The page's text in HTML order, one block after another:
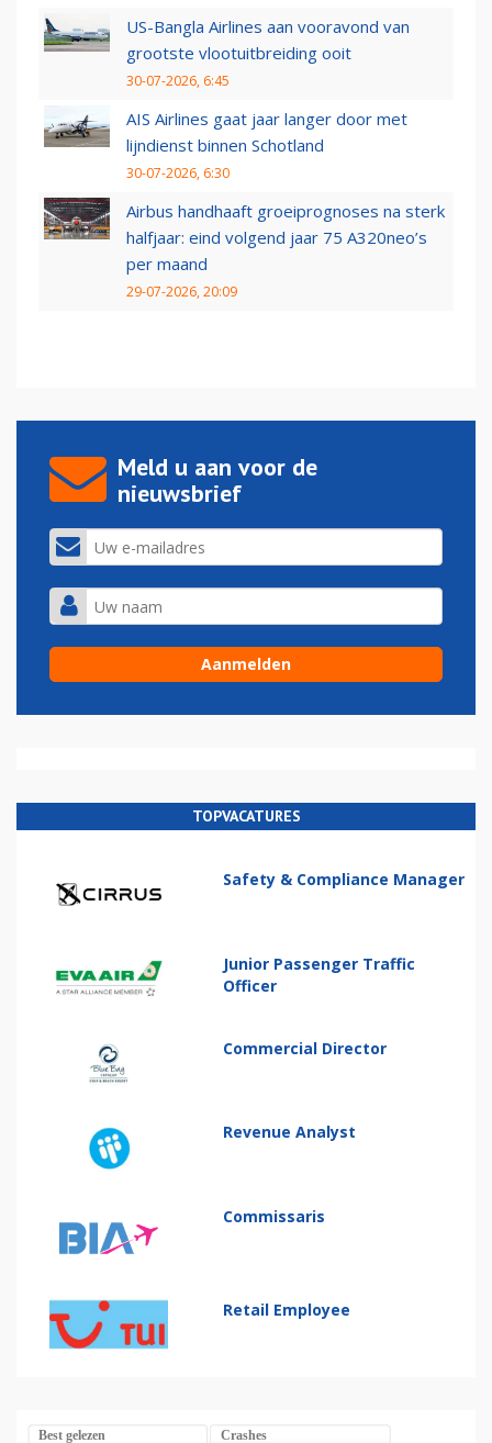
US-Bangla Airlines aan vooravond van
grootste vlootuitbreiding ooit
30-07-2026, 6:45
AIS Airlines gaat jaar langer door met
lijndienst binnen Schotland
30-07-2026, 6:30
Airbus handhaaft groeiprognoses na sterk
halfjaar: eind volgend jaar 75 A320neo’s
per maand
29-07-2026, 20:09
Meld u aan voor de
nieuwsbrief
TOPVACATURES
Safety & Compliance Manager
Junior Passenger Traffic
Officer
Commercial Director
Revenue Analyst
Commissaris
Retail Employee
Best gelezen Crashes